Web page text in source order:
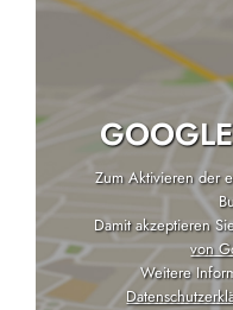
Zum Aktivieren der
Damit akzeptieren
von
Weitere